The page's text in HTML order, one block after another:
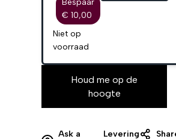
Bespaar
€ 10,00
Niet op
voorraad
Houd me op de
hoogte
Ask a
Levering